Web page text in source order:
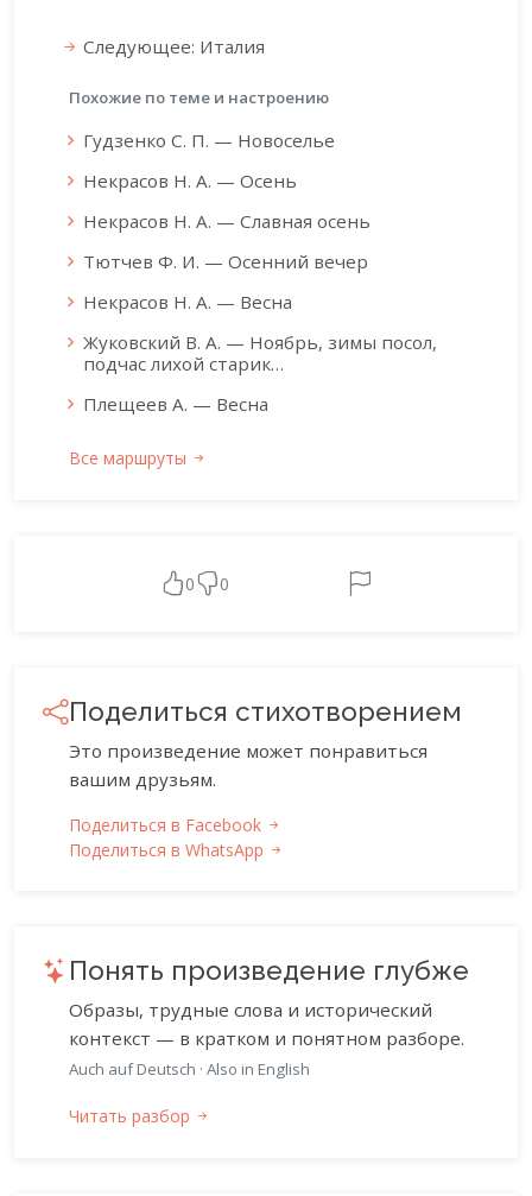
Следующее: Италия
Похожие по теме и настроению
Гудзенко С. П. — Новоселье
Некрасов Н. А. — Осень
Некрасов Н. А. — Славная осень
Тютчев Ф. И. — Осенний вечер
Некрасов Н. А. — Весна
Жуковский В. А. — Ноябрь, зимы посол,
подчас лихой старик…
Плещеев А. — Весна
Все маршруты
0 0
Поделиться стихотворением
Это произведение может понравиться
вашим друзьям.
Поделиться в Facebook
Поделиться в WhatsApp
Понять произведение глубже
Образы, трудные слова и исторический
контекст — в кратком и понятном разборе.
Auch auf Deutsch · Also in English
Читать разбор